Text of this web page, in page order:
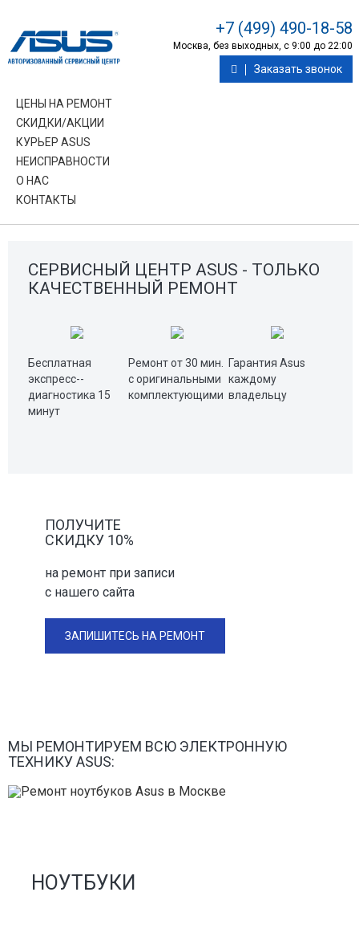
+7 (499) 490-18-58
Москва, без выходных, с 9:00 до 22:00
Заказать звонок
ЦЕНЫ НА РЕМОНТ
СКИДКИ/АКЦИИ
КУРЬЕР ASUS
НЕИСПРАВНОСТИ
О НАС
КОНТАКТЫ
СЕРВИСНЫЙ ЦЕНТР ASUS - ТОЛЬКО
КАЧЕСТВЕННЫЙ РЕМОНТ
Бесплатная
экспресс-­
диагностика ­15
минут
Ремонт от 30 мин.
с оригинальными
комплектующими
Гарантия Asus
каждому
владельцу
ПОЛУЧИТЕ
СКИДКУ 10%
на ремонт при записи
с нашего сайта
ЗАПИШИТЕСЬ НА РЕМОНТ
МЫ РЕМОНТИРУЕМ ВСЮ ЭЛЕКТРОННУЮ
ТЕХНИКУ ASUS:
НОУТБУКИ